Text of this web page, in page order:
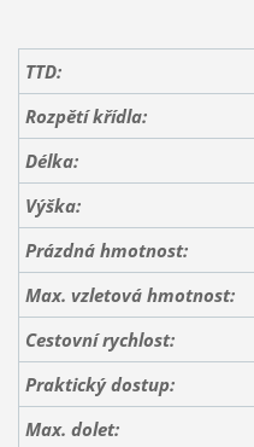
TTD:
Rozpětí křídla:
Délka:
Výška:
Prázdná hmotnost:
Max. vzletová hmotnost:
Cestovní rychlost:
Praktický dostup:
Max. dolet: